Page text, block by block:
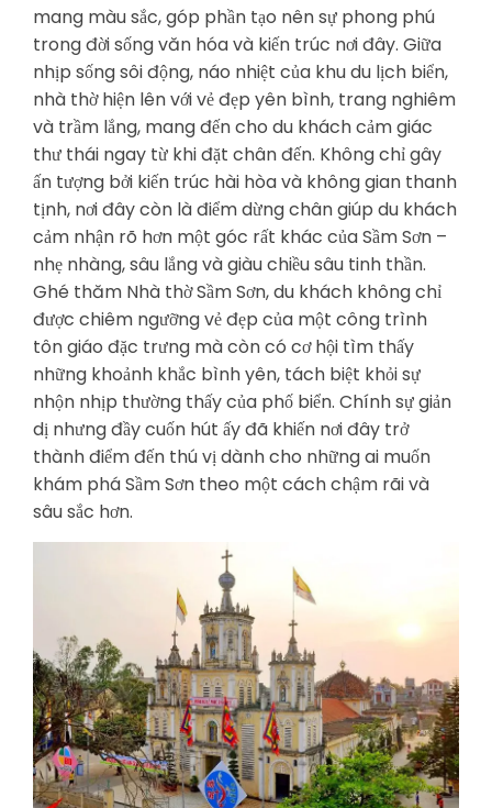
mang màu sắc, góp phần tạo nên sự phong phú
trong đời sống văn hóa và kiến trúc nơi đây. Giữa
nhịp sống sôi động, náo nhiệt của khu du lịch biển,
nhà thờ hiện lên với vẻ đẹp yên bình, trang nghiêm
và trầm lắng, mang đến cho du khách cảm giác
thư thái ngay từ khi đặt chân đến. Không chỉ gây
ấn tượng bởi kiến trúc hài hòa và không gian thanh
tịnh, nơi đây còn là điểm dừng chân giúp du khách
cảm nhận rõ hơn một góc rất khác của Sầm Sơn –
nhẹ nhàng, sâu lắng và giàu chiều sâu tinh thần.
Ghé thăm Nhà thờ Sầm Sơn, du khách không chỉ
được chiêm ngưỡng vẻ đẹp của một công trình
tôn giáo đặc trưng mà còn có cơ hội tìm thấy
những khoảnh khắc bình yên, tách biệt khỏi sự
nhộn nhịp thường thấy của phố biển. Chính sự giản
dị nhưng đầy cuốn hút ấy đã khiến nơi đây trở
thành điểm đến thú vị dành cho những ai muốn
khám phá Sầm Sơn theo một cách chậm rãi và
sâu sắc hơn.